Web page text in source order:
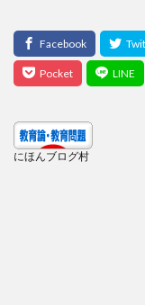
にほんブログ村